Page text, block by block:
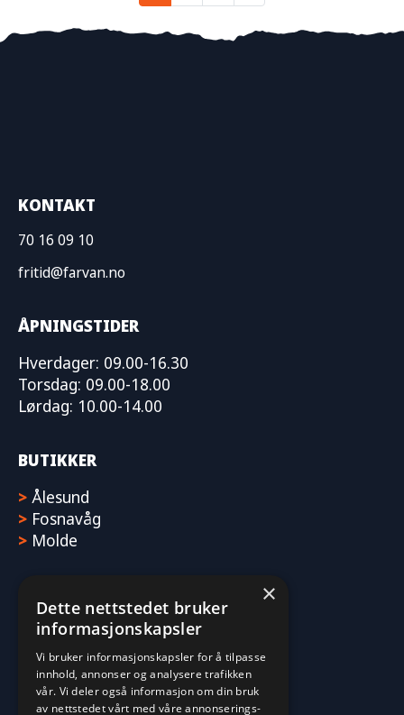
KONTAKT
70 16 09 10
fritid@farvan.no
ÅPNINGSTIDER
Hverdager: 09.00-16.30
Torsdag: 09.00-18.00
Lørdag: 10.00-14.00
BUTIKKER
> Ålesund
> Fosnavåg
> Molde
×
Dette nettstedet bruker
informasjonskapsler
Vi bruker informasjonskapsler for å tilpasse
innhold, annonser og analysere trafikken
vår. Vi deler også informasjon om din bruk
av nettstedet vårt med våre annonserings-